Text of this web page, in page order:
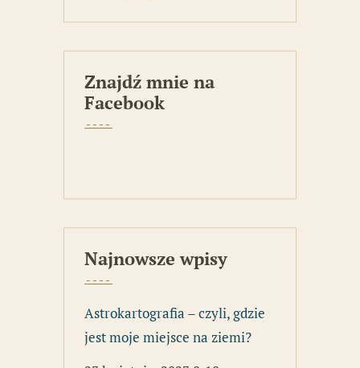
Znajdź mnie na
Facebook
Najnowsze wpisy
Astrokartografia – czyli, gdzie
jest moje miejsce na ziemi?